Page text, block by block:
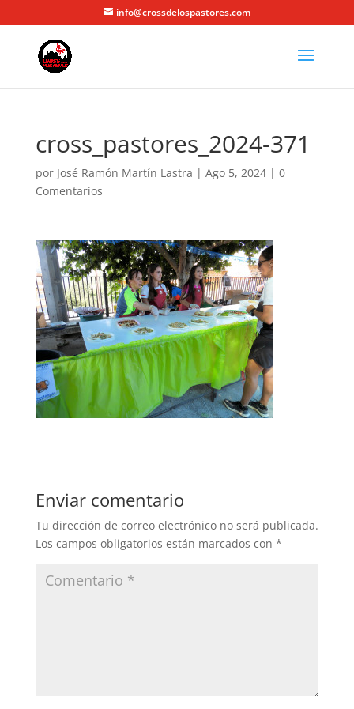
info@crossdelospastores.com
cross_pastores_2024-371
por José Ramón Martín Lastra | Ago 5, 2024| 0
Comentarios
Enviar comentario
Tu dirección de correo electrónico no será publicada.
Los campos obligatorios están marcados con *